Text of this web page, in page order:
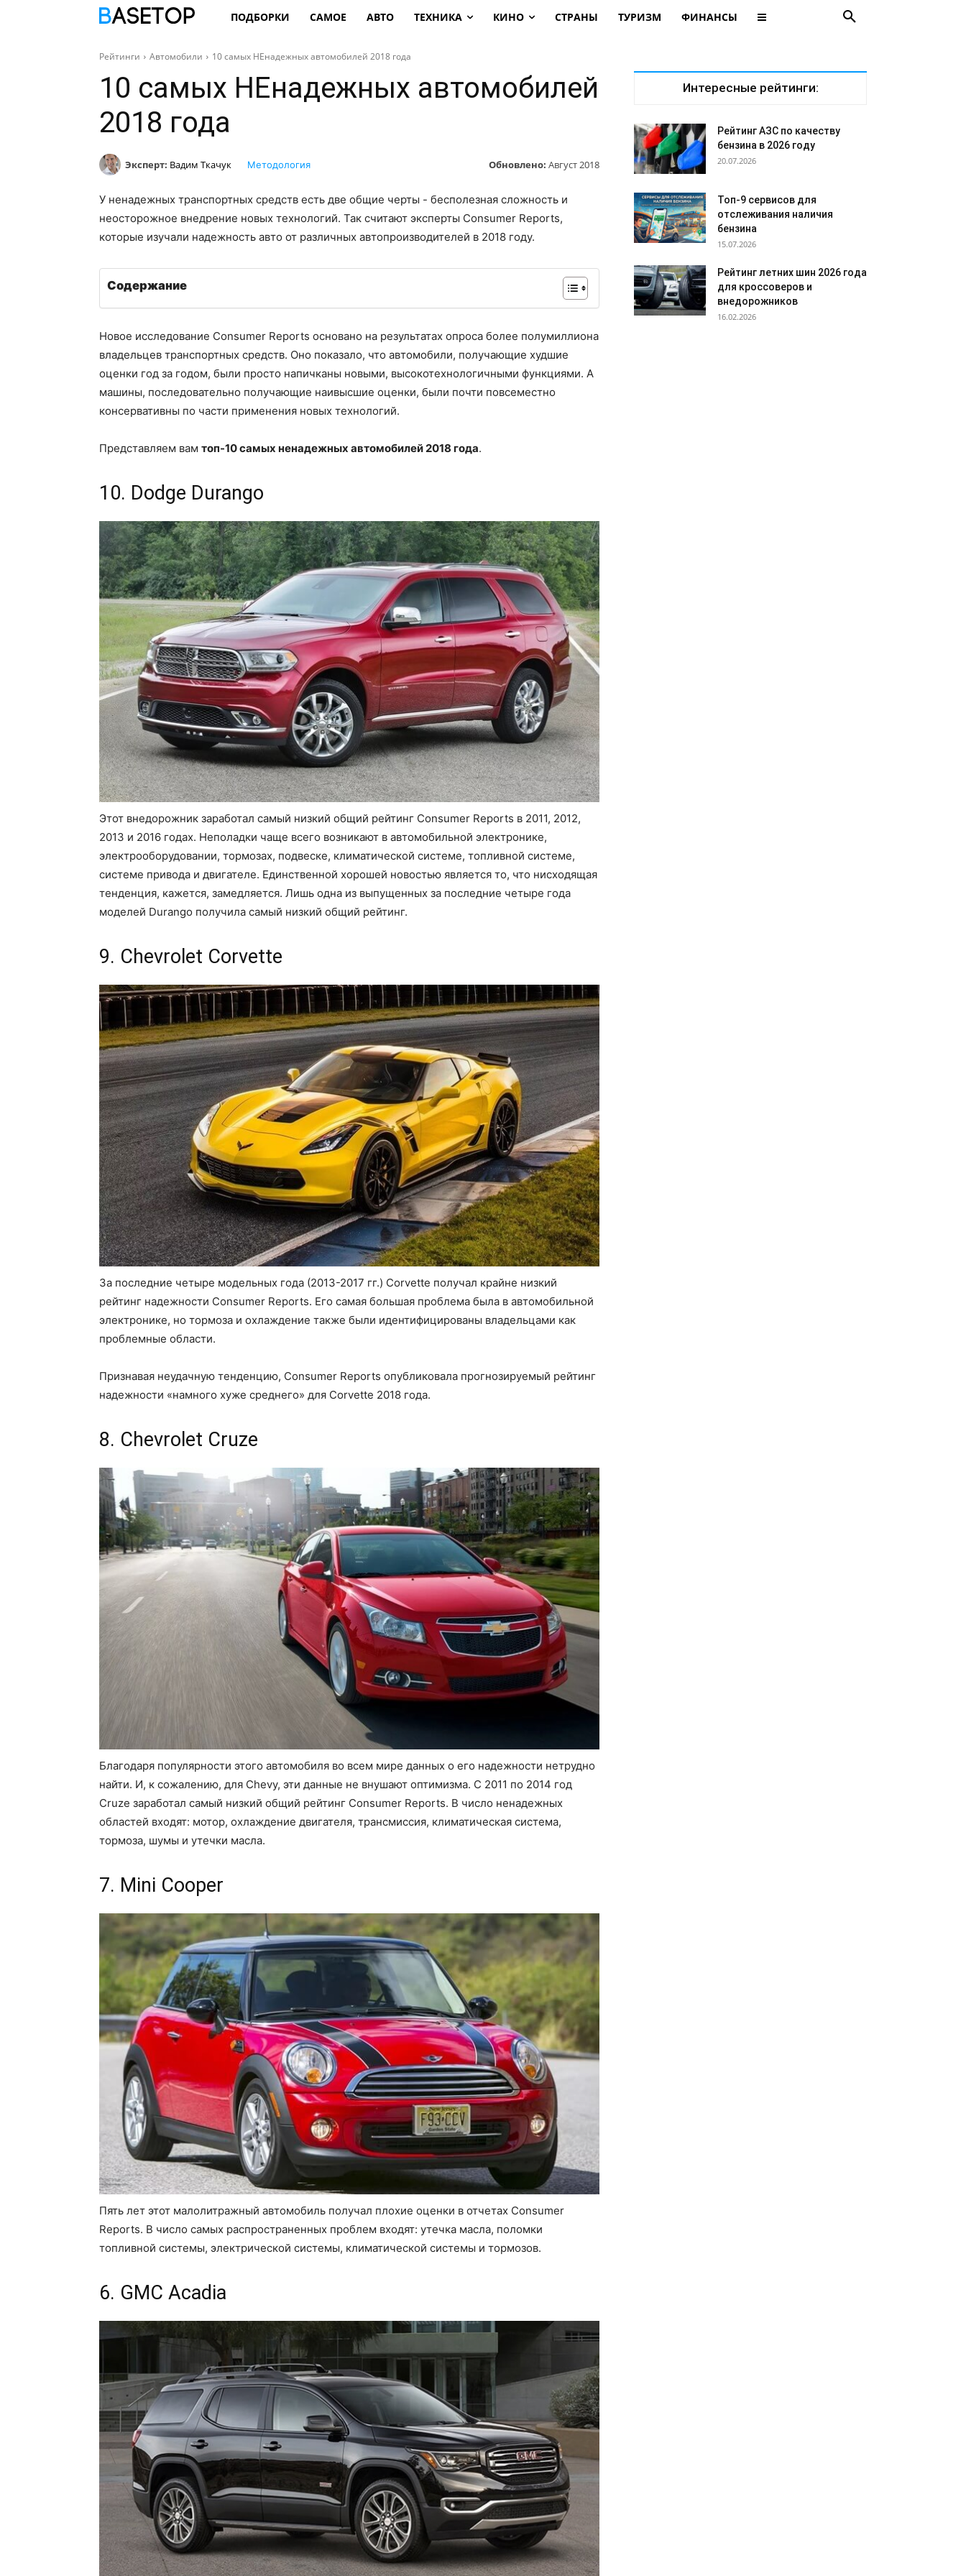
ПОДБОРКИ САМОЕ АВТО ТЕХНИКА КИНО СТРАНЫ ТУРИЗМ ФИНАНСЫ
Рейтинги Автомобили 10 самых НЕнадежных автомобилей 2018 года
10 самых НЕнадежных автомобилей
2018 года
Эксперт: Вадим Ткачук Обновлено: Август 2018
Методология
У ненадежных транспортных средств есть две общие черты - бесполезная сложность и
неосторожное внедрение новых технологий. Так считают эксперты Consumer Reports,
которые изучали надежность авто от различных автопроизводителей в 2018 году.
Содержание
Новое исследование Consumer Reports основано на результатах опроса более полумиллиона
владельцев транспортных средств. Оно показало, что автомобили, получающие худшие
оценки год за годом, были просто напичканы новыми, высокотехнологичными функциями. А
машины, последовательно получающие наивысшие оценки, были почти повсеместно
консервативны по части применения новых технологий.
Представляем вам топ-10 самых ненадежных автомобилей 2018 года.
10. Dodge Durango
Этот внедорожник заработал самый низкий общий рейтинг Consumer Reports в 2011, 2012,
2013 и 2016 годах. Неполадки чаще всего возникают в автомобильной электронике,
электрооборудовании, тормозах, подвеске, климатической системе, топливной системе,
системе привода и двигателе. Единственной хорошей новостью является то, что нисходящая
тенденция, кажется, замедляется. Лишь одна из выпущенных за последние четыре года
моделей Durango получила самый низкий общий рейтинг.
9. Chevrolet Corvette
За последние четыре модельных года (2013-2017 гг.) Corvette получал крайне низкий
рейтинг надежности Consumer Reports. Его самая большая проблема была в автомобильной
электронике, но тормоза и охлаждение также были идентифицированы владельцами как
проблемные области.
Признавая неудачную тенденцию, Consumer Reports опубликовала прогнозируемый рейтинг
надежности «намного хуже среднего» для Corvette 2018 года.
8. Chevrolet Cruze
Благодаря популярности этого автомобиля во всем мире данных о его надежности нетрудно
найти. И, к сожалению, для Chevy, эти данные не внушают оптимизма. С 2011 по 2014 год
Cruze заработал самый низкий общий рейтинг Consumer Reports. В число ненадежных
областей входят: мотор, охлаждение двигателя, трансмиссия, климатическая система,
тормоза, шумы и утечки масла.
7. Mini Cooper
Пять лет этот малолитражный автомобиль получал плохие оценки в отчетах Consumer
Reports. В число самых распространенных проблем входят: утечка масла, поломки
топливной системы, электрической системы, климатической системы и тормозов.
6. GMC Acadia
Интересные рейтинги:
Рейтинг АЗС по качеству
бензина в 2026 году
20.07.2026
Топ-9 сервисов для
отслеживания наличия
бензина
15.07.2026
Рейтинг летних шин 2026 года
для кроссоверов и
внедорожников
16.02.2026